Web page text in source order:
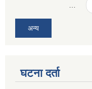
अन्य
घटना दर्ता